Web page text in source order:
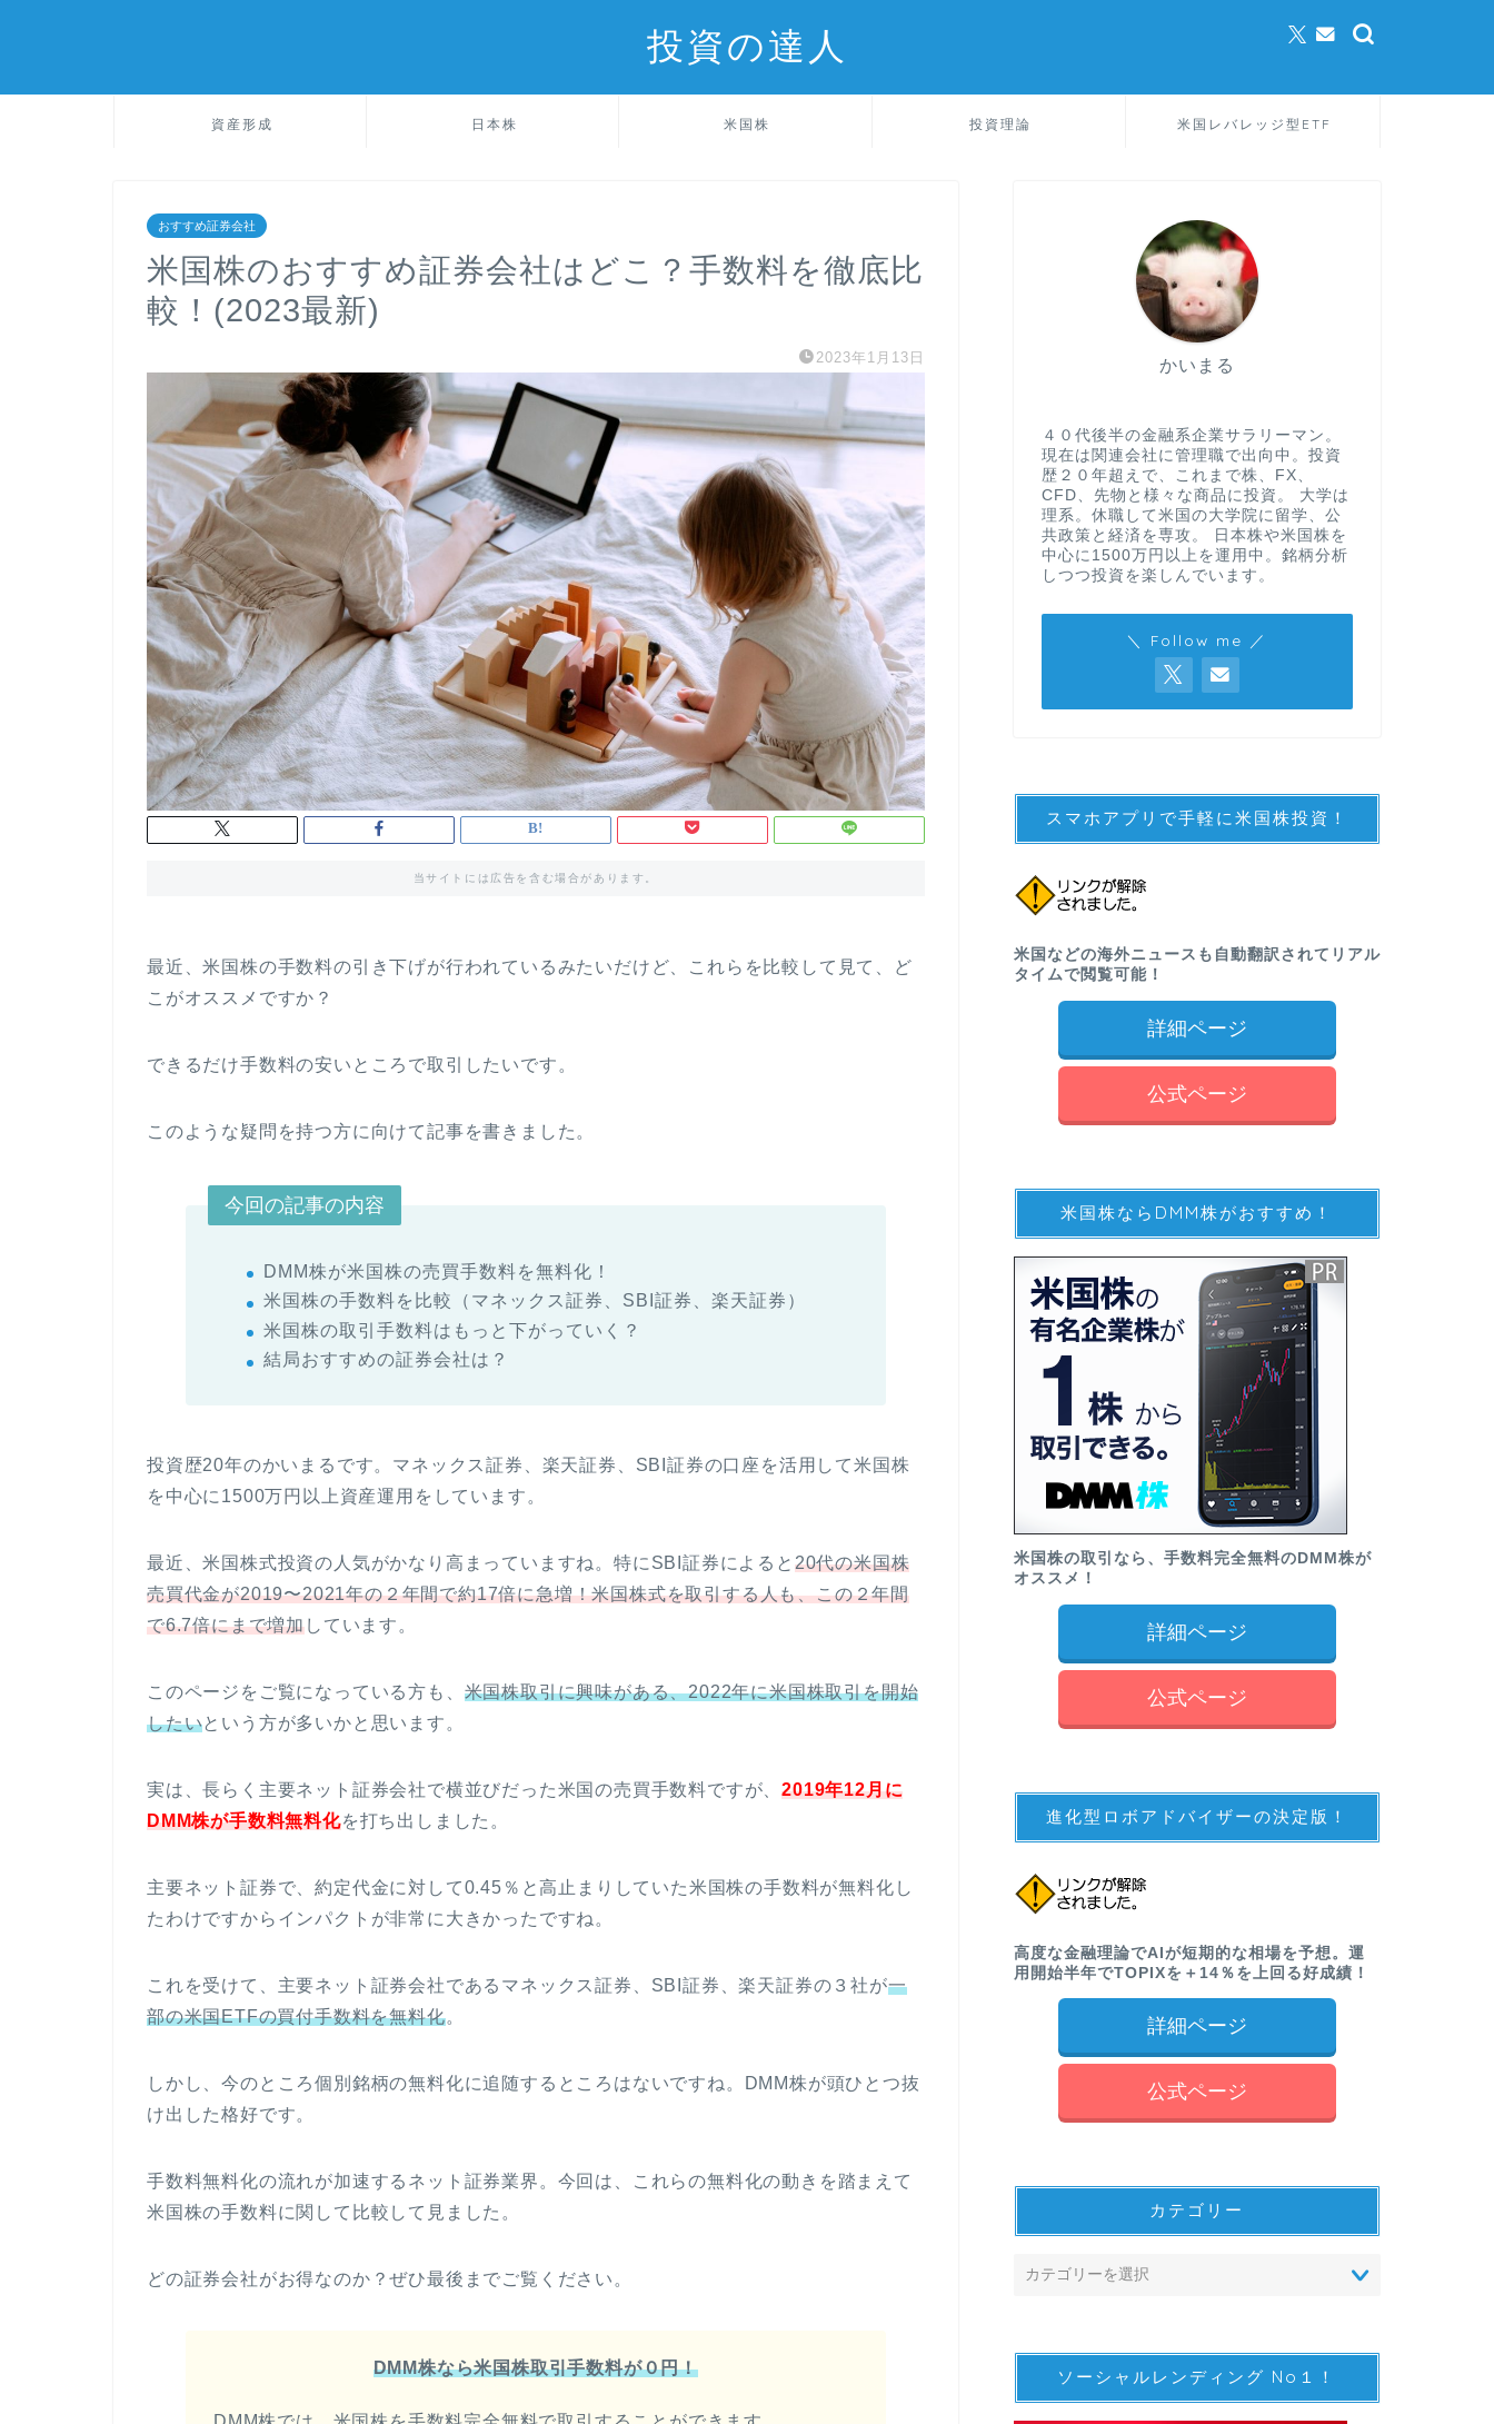
投資の達人
資産形成 日本株 米国株 投資理論 米国レバレッジ型ETF
おすすめ証券会社
米国株のおすすめ証券会社はどこ？手数料を徹底比
較！(2023最新)
2023年1月13日
当サイトには広告を含む場合があります。
最近、米国株の手数料の引き下げが行われているみたいだけど、これらを比較して見て、ど
こがオススメですか？
できるだけ手数料の安いところで取引したいです。
このような疑問を持つ方に向けて記事を書きました。
今回の記事の内容
DMM株が米国株の売買手数料を無料化！
米国株の手数料を比較（マネックス証券、SBI証券、楽天証券）
米国株の取引手数料はもっと下がっていく？
結局おすすめの証券会社は？
投資歴20年のかいまるです。マネックス証券、楽天証券、SBI証券の口座を活用して米国株
を中心に1500万円以上資産運用をしています。
最近、米国株式投資の人気がかなり高まっていますね。特にSBI証券によると 20代の米国株
売買代金が2019〜2021年の２年間で約17倍に急増！米国株式を取引する人も、この２年間
で6.7倍にまで増加しています。
このページをご覧になっている方も、 米国株取引に興味がある、2022年に米国株取引を開始
したいという方が多いかと思います。
実は、長らく主要ネット証券会社で横並びだった米国の売買手数料ですが、2019年12月に
DMM株が手数料無料化を打ち出しました。
主要ネット証券で、約定代金に対して0.45％と高止まりしていた米国株の手数料が無料化し
たわけですからインパクトが非常に大きかったですね。
これを受けて、主要ネット証券会社であるマネックス証券、SBI証券、楽天証券の３社が一
部の米国ETFの買付手数料を無料化。
しかし、今のところ個別銘柄の無料化に追随するところはないですね。DMM株が頭ひとつ抜
け出した格好です。
手数料無料化の流れが加速するネット証券業界。今回は、これらの無料化の動きを踏まえて
米国株の手数料に関して比較して見ました。
どの証券会社がお得なのか？ぜひ最後までご覧ください。
DMM株なら米国株取引手数料が０円！
かいまる
４０代後半の金融系企業サラリーマン。
現在は関連会社に管理職で出向中。投資
歴２０年超えで、これまで株、FX、
CFD、先物と様々な商品に投資。 大学は
理系。休職して米国の大学院に留学、公
共政策と経済を専攻。 日本株や米国株を
中心に1500万円以上を運用中。銘柄分析
しつつ投資を楽しんでいます。
＼ Follow me ／
スマホアプリで手軽に米国株投資！
米国などの海外ニュースも自動翻訳されてリアル
タイムで閲覧可能！
詳細ページ
公式ページ
米国株ならDMM株がおすすめ！
米国株の取引なら、手数料完全無料のDMM株が
オススメ！
詳細ページ
公式ページ
進化型ロボアドバイザーの決定版！
高度な金融理論でAIが短期的な相場を予想。運
用開始半年でTOPIXを＋14％を上回る好成績！
詳細ページ
公式ページ
カテゴリー
ソーシャルレンディング No１！